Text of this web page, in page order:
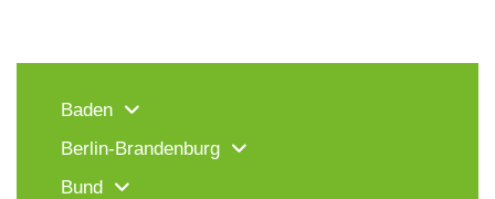
Baden
Berlin-Brandenburg
Bund